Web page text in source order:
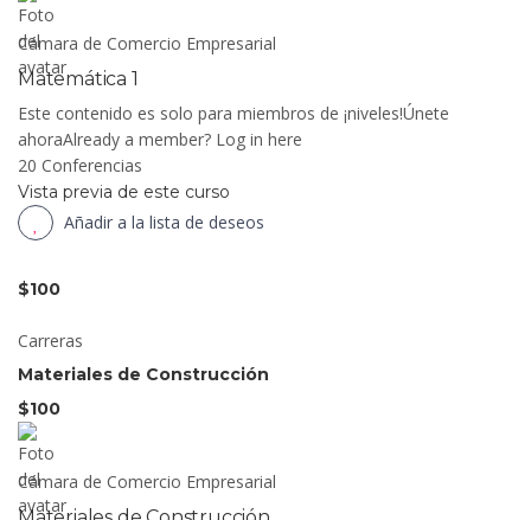
Cámara de Comercio Empresarial
Matemática 1
Este contenido es solo para miembros de ¡niveles!Únete
ahoraAlready a member? Log in here
20 Conferencias
Vista previa de este curso
Añadir a la lista de deseos
$100
Carreras
Materiales de Construcción
$100
Cámara de Comercio Empresarial